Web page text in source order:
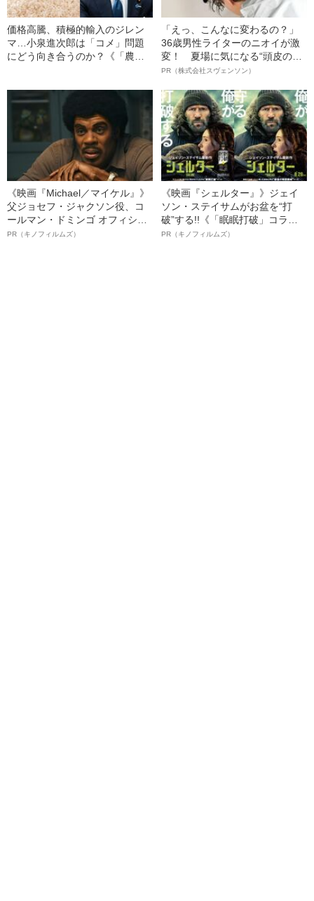
価格高騰、積極的輸入のジレン
マ…小泉進次郎は「コメ」問題
にどう向き合うのか？《「農家
「えっ、こんなに変わるの？」
36歳男性ライターのニオイが激
変！ 夏場に気になる“頭皮のニ
オイ”や“ベタつき”を解消す
ト”が生み出した徹底ケアとは
PR（株式会社スヴェンソン）
《映画『Michael／マイケル』》
父ジョセフ・ジャクソン役、コ
ールマン・ドミンゴ オフィシャ
ルインタビュー“観客を魅了した
PR（キノフィルムズ）
《映画『シェルター』》ジェイ
ソン・ステイサムがお盆を“打
破”する!!《「眠眠打破」コラ
ボ》
PR（キノフィルムズ）